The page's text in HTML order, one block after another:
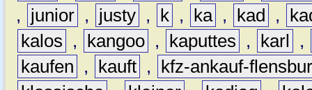
,
junior , justy , k , ka , kad ,
kalos
, kangoo , kaputtes , karl
,
kaufen
, kauft ,
kfz-ankauf-